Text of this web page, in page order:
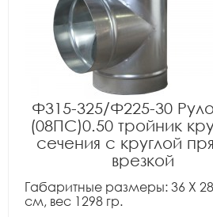
Ф315-325/Ф225-30
(08ПС)0.50 тройник
сечения с круглой
врезкой
Габаритные размеры: 36 X
см, вес 1298 гр.